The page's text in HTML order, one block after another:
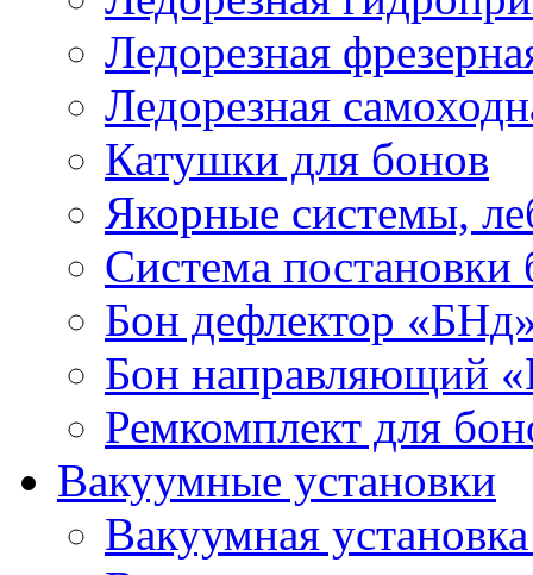
Ледорезная
Ледорезная
Катушки для бонов
Якорные системы,
Система
Бон дефлектор
Бон направляющий
Ремкомплект для
Вакуумные установки
Вакуумная